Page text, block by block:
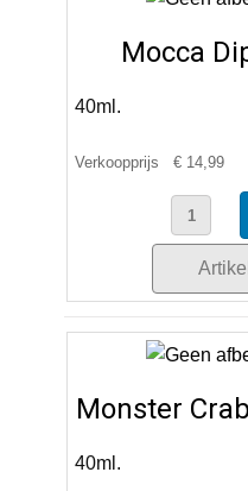
Mocca
40ml.
Verkoopprijs € 14,99
Monster
40ml.